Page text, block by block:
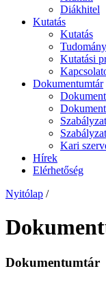
Diákhitel
Kutatás
Kutatás
Kutatási
Dokumentumtár
Kari
Hírek
Elérhetőség
Nyitólap /
Dokumentumtár